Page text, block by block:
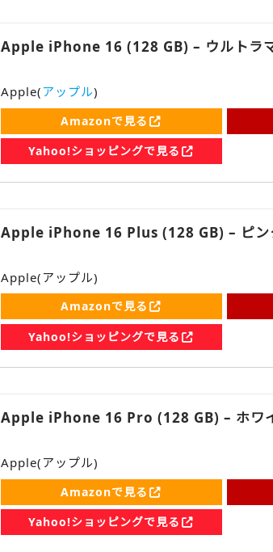
Apple iPhone 16 (128 GB) – ウルトラ
Apple( アップル)
Amazonで見る
Yahoo!ショッピングで見る
Apple iPhone 16 Plus (128 GB) – ピン
Apple(アップル)
Amazonで見る
Yahoo!ショッピングで見る
Apple iPhone 16 Pro (128 GB) – ホワ
Apple(アップル)
Amazonで見る
Yahoo!ショッピングで見る